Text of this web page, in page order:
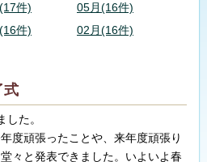
件)
05月(16件)
件)
02月(16件)
た。
度頑張ったことや、来年度頑張り
々と発表できました。いよいよ春